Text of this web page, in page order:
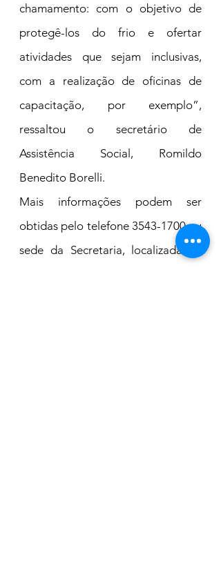
chamamento: com o objetivo de
protegê-los do frio e ofertar
atividades que sejam inclusivas,
com a realização de oficinas de
capacitação, por exemplo”,
ressaltou o secretário de
Assistência Social, Romildo
Benedito Borelli.
Mais informações podem ser
obtidas pelo telefone 3543-1700 ou
sede da Secretaria, localizada na